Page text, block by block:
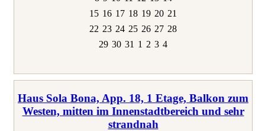
15 16 17 18 19 20 21
22 23 24 25 26 27 28
29 30 31 1 2 3 4
Haus Sola Bona, App. 18, 1 Etage, Balkon zum
Westen, mitten im Innenstadtbereich und sehr
strandnah